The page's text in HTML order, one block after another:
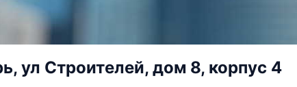
ул Строителей, дом 8, корпус 4